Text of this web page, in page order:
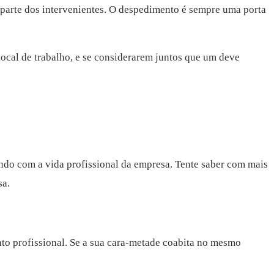
dos intervenientes. O despedimento é sempre uma porta
de trabalho, e se considerarem juntos que um deve
com a vida profissional da empresa. Tente saber com mais
profissional. Se a sua cara-metade coabita no mesmo